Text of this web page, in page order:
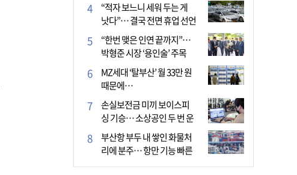
“적자 보느니 세워 두는 게
낫다”… 결국 전면 휴업 선언
한 택시회사
“한번 맺은 인연 끝까지”…
박형준 시장 ‘용인술’ 주목
MZ세대 ‘탈부산’ 월 33만 원
때문에…
손실보전금 미끼 보이스피
싱 기승… 소상공인 두 번 운
다
부산항 부두 내 쌓인 화물처
리에 분주… 항만 기능 빠른
회복세